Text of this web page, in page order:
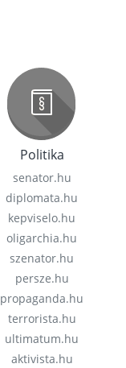
Politika
senator.hu
diplomata.hu
kepviselo.hu
oligarchia.hu
szenator.hu
persze.hu
propaganda.hu
terrorista.hu
ultimatum.hu
aktivista.hu